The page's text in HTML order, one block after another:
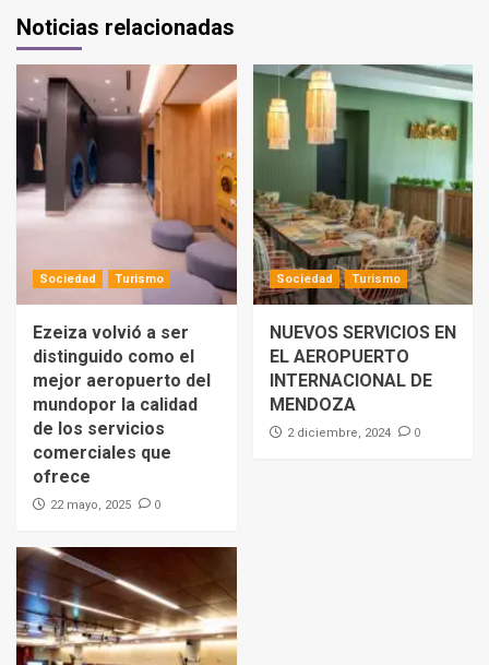
Noticias relacionadas
Sociedad Turismo
Ezeiza volvió a ser
distinguido como el
mejor aeropuerto del
mundopor la calidad
de los servicios
comerciales que
ofrece
22 mayo, 2025 0
Sociedad Turismo
NUEVOS SERVICIOS EN
EL AEROPUERTO
INTERNACIONAL DE
MENDOZA
2 diciembre, 2024 0